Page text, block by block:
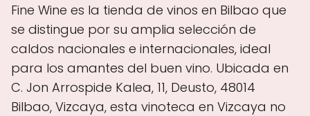
Fine Wine es la tienda de vinos en Bilbao que
se distingue por su amplia selección de
caldos nacionales e internacionales, ideal
para los amantes del buen vino. Ubicada en
C. Jon Arrospide Kalea, 11, Deusto, 48014
Bilbao, Vizcaya, esta vinoteca en Vizcaya no